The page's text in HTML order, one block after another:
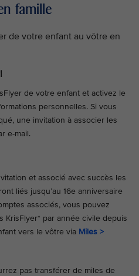
famille
de votre enfant au vôtre en
de votre enfant et activez le
personnelles. Si vous
une invitation à associer les
e-mail.
et associé avec succès les
liés jusqu’au 16e anniversaire
associés, vous pouvez
KrisFlyer* par année civile depuis
vers le vôtre via Miles >
pas transférer de miles de